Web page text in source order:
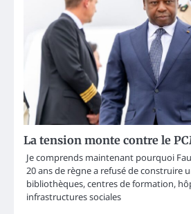
La tension monte contre le
Je comprends maintenant pourquoi
20 ans de règne a refusé de construire
bibliothèques, centres de formation,
infrastructures sociales